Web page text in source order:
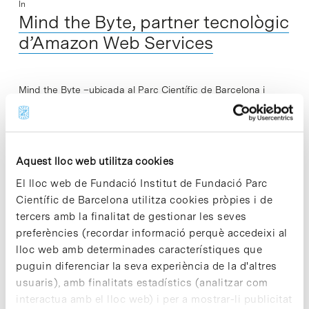
Aquest lloc web utilitza cookies
El lloc web de Fundació Institut de Fundació Parc
Científic de Barcelona utilitza cookies pròpies i de
tercers amb la finalitat de gestionar les seves
preferències (recordar informació perquè accedeixi al
lloc web amb determinades característiques que
puguin diferenciar la seva experiència de la d'altres
usuaris), amb finalitats estadístics (analitzar com
interactua amb el lloc web) i per a mostrar-li publicitat
In
Mind the Byte, partner tecnològic
d’Amazon Web Services
Mind the Byte –ubicada al Parc Científic de Barcelona i
especialitzada en la prestació de solucions computacionals
Read More
Desxifrat un mecanisme clau en
la virulència de les infeccions